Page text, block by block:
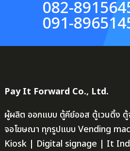
082-
091-
Pay It Forward Co., Ltd.
ผู้ผลิต ออกแบบ ตู้คีย์ออส ตู้เวนดิ้ง
จอโฆษณา ทุกรูปแบบ Vending
Kiosk | Digital signage | It